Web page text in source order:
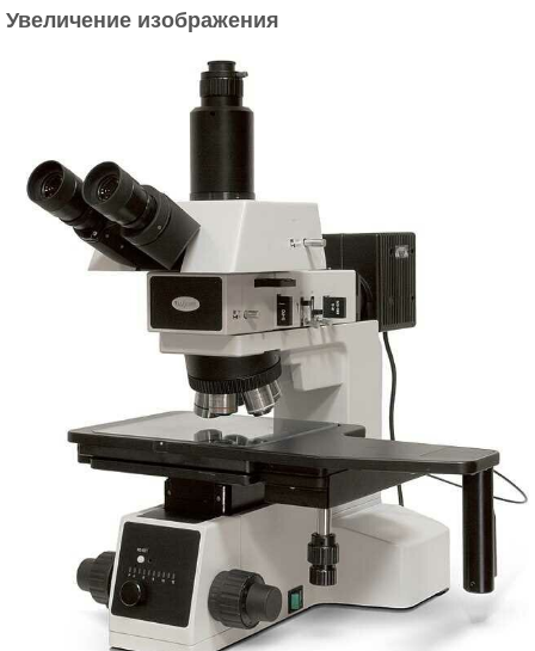
Увеличение изображения